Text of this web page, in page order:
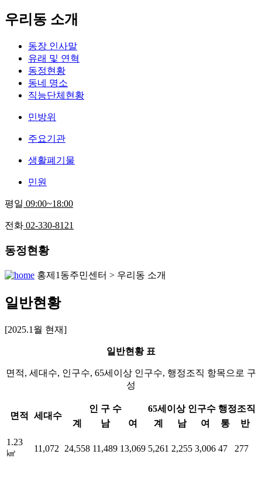
우리동 소개
동장 인사말
유래 및 연혁
동정현황
동네 명소
직능단체현황
민방위
주요기관
생활폐기물
민원
평일 09:00~18:00
전화 02-330-8121
동정현황
홍제1동주민센터 > 우리동 소개
일반현황
[2025.1월 현재]
일반현황 표
면적, 세대수, 인구수, 65세이상 인구수, 행정조직 항목으로 구
성
면적 세대수
인 구 수 65세이상 인구수 행정조직
계
남 여 계 남 여 통
반
1.23
㎢
11,072 24,558 11,489 13,069 5,261 2,255 3,006 47 277